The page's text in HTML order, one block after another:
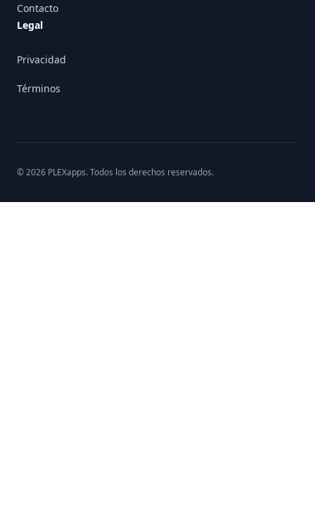
Contacto
Legal
Privacidad
Términos
©2026 PLEXapps. Todos los derechos reservados.